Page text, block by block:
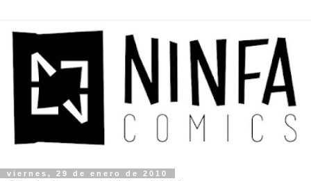
viernes, 29 de enero de 2010